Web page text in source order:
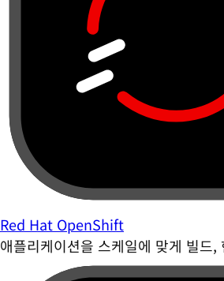
Red Hat OpenShift
애플리케이션을 스케일에 맞게 빌드,